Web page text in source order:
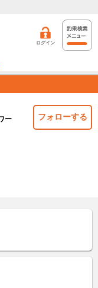
ログイン
ー フォローする